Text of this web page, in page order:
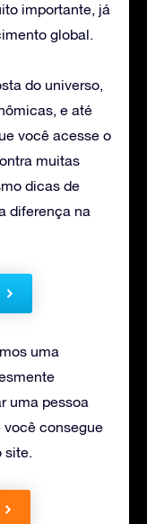
importante, já
global.
do universo,
e até
você acesse o
muitas
dicas de
diferença na
uma
uma pessoa
você consegue
site.